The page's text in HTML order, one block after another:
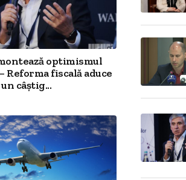
optimismul
Reforma fiscală aduce
un câștig...